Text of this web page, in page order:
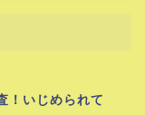
！いじめられて